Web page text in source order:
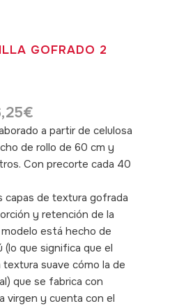
GOFRADO 2
€
a partir de celulosa
de rollo de 60 cm y
Con precorte cada 40
capas de textura gofrada
y retención de la
está hecho de
(lo que significa que el
suave cómo la de
que se fabrica con
virgen y cuenta con el